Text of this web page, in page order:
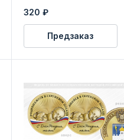
320 ₽
Предзаказ